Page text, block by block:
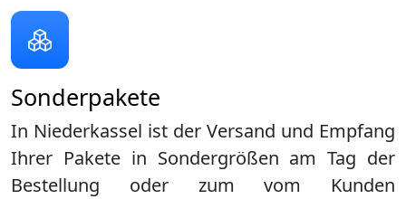
Sonderpakete
In Niederkassel ist der Versand und Empfang
Ihrer Pakete in Sondergrößen am Tag der
Bestellung oder zum vom Kunden